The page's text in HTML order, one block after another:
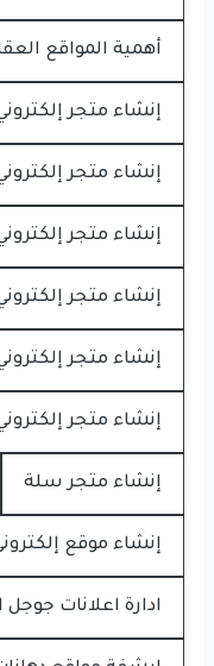
أهمية المواقع
إنشاء متجر
إنشاء متجر
إنشاء متجر
إنشاء متجر
إنشاء متجر
إنشاء متجر
إنشاء متجر سلة
إنشاء موقع
ادارة اعلانات جوجل